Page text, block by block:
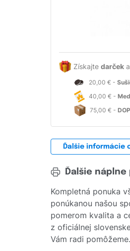
Získajte darček a
20,00 € -
40,00 € -
75,00 € -
Ďalšie informácie
Ďalšie
Kompletná ponuka
ponúkanou našou
pomerom kvalita a
z oficiálnej
Vám radi pomôžeme.